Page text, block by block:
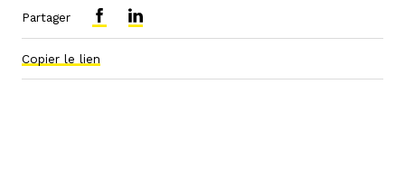
Partager
Copier le lien